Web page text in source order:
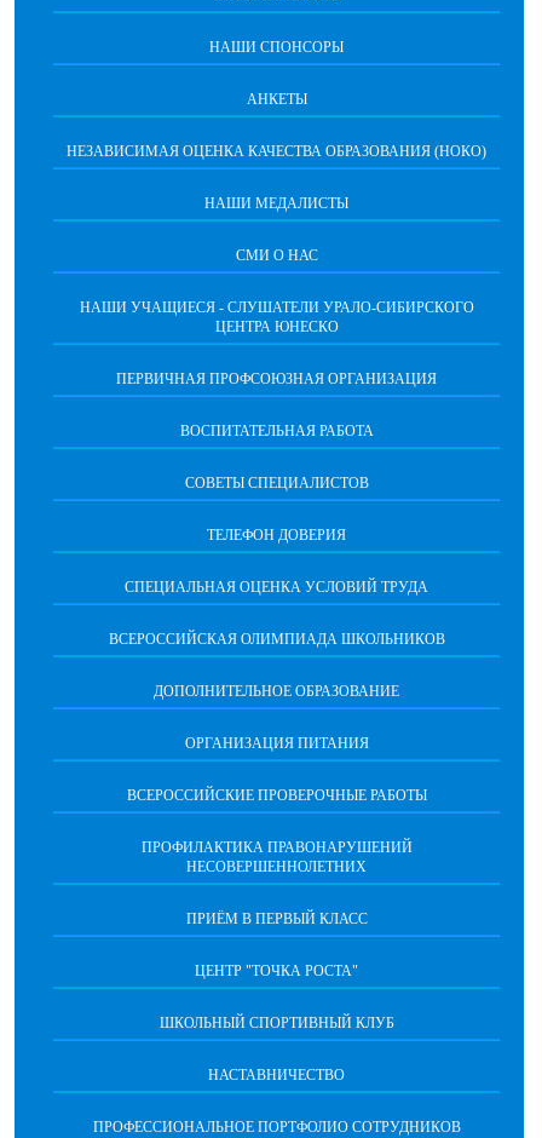
НАШИ СПОНСОРЫ
АНКЕТЫ
НЕЗАВИСИМАЯ ОЦЕНКА КАЧЕСТВА ОБРАЗОВАНИЯ (НОКО)
НАШИ МЕДАЛИСТЫ
СМИ О НАС
НАШИ УЧАЩИЕСЯ - СЛУШАТЕЛИ УРАЛО-СИБИРСКОГО
ЦЕНТРА ЮНЕСКО
ПЕРВИЧНАЯ ПРОФСОЮЗНАЯ ОРГАНИЗАЦИЯ
ВОСПИТАТЕЛЬНАЯ РАБОТА
СОВЕТЫ СПЕЦИАЛИСТОВ
ТЕЛЕФОН ДОВЕРИЯ
СПЕЦИАЛЬНАЯ ОЦЕНКА УСЛОВИЙ ТРУДА
ВСЕРОССИЙСКАЯ ОЛИМПИАДА ШКОЛЬНИКОВ
ДОПОЛНИТЕЛЬНОЕ ОБРАЗОВАНИЕ
ОРГАНИЗАЦИЯ ПИТАНИЯ
ВСЕРОССИЙСКИЕ ПРОВЕРОЧНЫЕ РАБОТЫ
ПРОФИЛАКТИКА ПРАВОНАРУШЕНИЙ
НЕСОВЕРШЕННОЛЕТНИХ
ПРИЁМ В ПЕРВЫЙ КЛАСС
ЦЕНТР "ТОЧКА РОСТА"
ШКОЛЬНЫЙ СПОРТИВНЫЙ КЛУБ
НАСТАВНИЧЕСТВО
ПРОФЕССИОНАЛЬНОЕ ПОРТФОЛИО СОТРУДНИКОВ